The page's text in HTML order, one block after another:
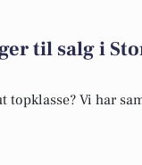
til salg i
Vi har